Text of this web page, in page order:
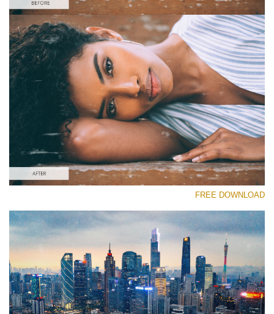
رجاء اختر
Free Video Overlay #3
Dust Effect
تنزيل مجاني
FREE DOWNLOAD